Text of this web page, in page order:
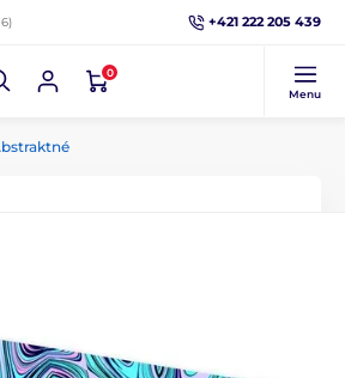
+421 222 205 439
0
Menu